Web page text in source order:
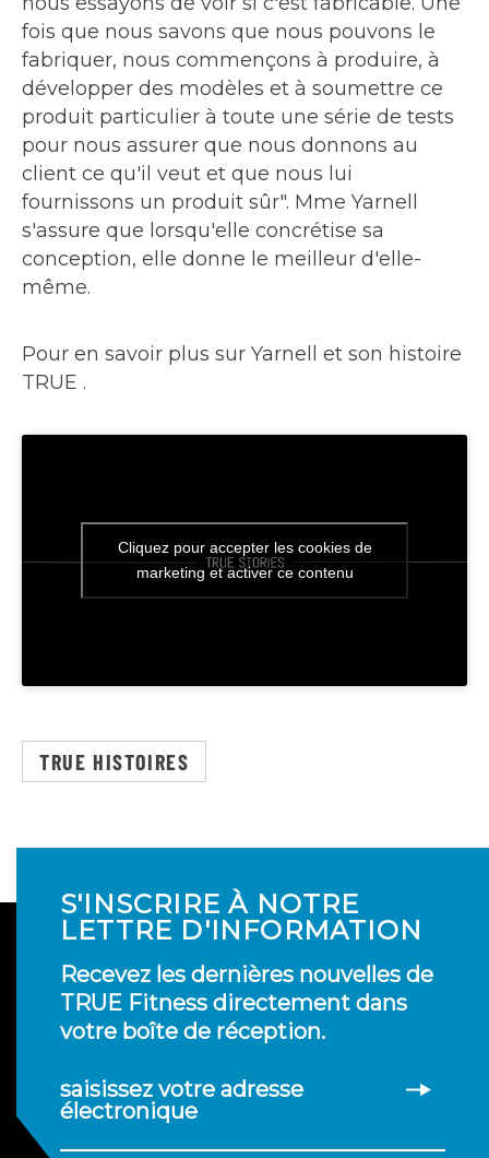
fois que nous savons que nous pouvons le
fabriquer, nous commençons à produire, à
développer des modèles et à soumettre ce
produit particulier à toute une série de tests
pour nous assurer que nous donnons au
client ce qu'il veut et que nous lui
fournissons un produit sûr". Mme Yarnell
s'assure que lorsqu'elle concrétise sa
conception, elle donne le meilleur d'elle-
même.
Pour en savoir plus sur Yarnell et son histoire
TRUE .
Cliquez pour accepter les cookies de
marketing et activer ce contenu
TRUE HISTOIRES
S'INSCRIRE À NOTRE
LETTRE D'INFORMATION
Recevez les dernières nouvelles de
TRUE Fitness directement dans
votre boîte de réception.
saisissez votre adresse
électronique